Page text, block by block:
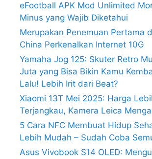
eFootball APK Mod Unlimited
Minus yang Wajib Diketahui
Merupakan Penemuan Pertama
China Perkenalkan Internet 10G
Yamaha Jog 125: Skuter Retro
Juta yang Bisa Bikin Kamu
Lalu! Lebih Irit dari Beat?
Xiaomi 13T Mei 2025: Harga
Terjangkau, Kamera Leica
5 Cara NFC Membuat Hidup
Lebih Mudah – Sudah Coba
Asus Vivobook S14 OLED: